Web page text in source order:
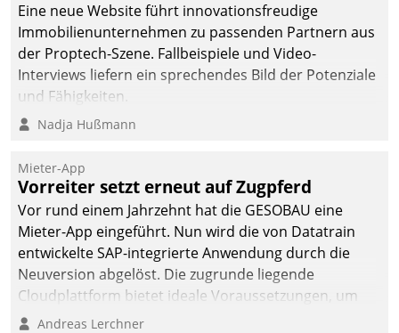
Eine neue Website führt innovationsfreudige
Immobilienunternehmen zu passenden Partnern aus
der Proptech-Szene. Fallbeispiele und Video-
Interviews liefern ein sprechendes Bild der Potenziale
und Fähigkeiten.
Nadja Hußmann
Mieter-App
Vorreiter setzt erneut auf Zugpferd
Vor rund einem Jahrzehnt hat die GESOBAU eine
Mieter-App eingeführt. Nun wird die von Datatrain
entwickelte SAP-integrierte Anwendung durch die
Neuversion abgelöst. Die zugrunde liegende
Cloudplattform bietet ideale Voraussetzungen, um
die Funktionalität der App zu erweitern und weitere
Andreas Lerchner